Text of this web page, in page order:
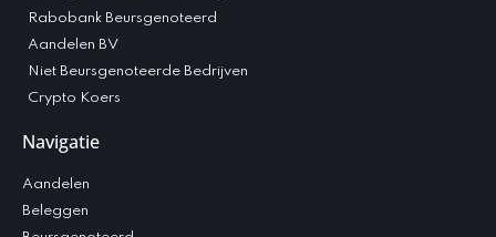
Rabobank Beursgenoteerd
Aandelen BV
Niet Beursgenoteerde Bedrijven
Crypto Koers
Navigatie
Aandelen
Beleggen